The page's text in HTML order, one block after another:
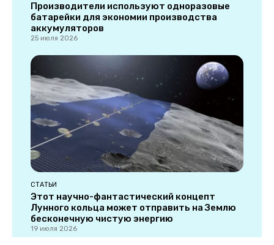
Производители используют одноразовые
батарейки для экономии производства
аккумуляторов
25 июля 2026
СТАТЬИ
Этот научно-фантастический концепт
Лунного кольца может отправить на Землю
бесконечную чистую энергию
19 июля 2026